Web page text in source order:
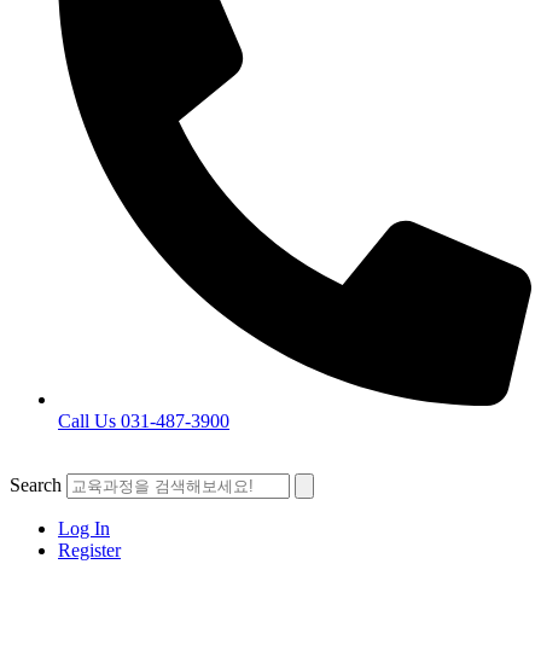
Call Us 031-487-3900
Search
Log In
Register